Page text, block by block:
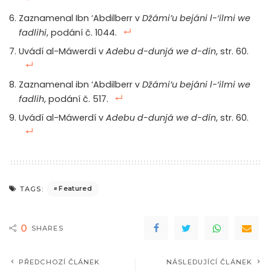
Zaznamenal Ibn ‘Abdilberr v Džámi’u bejáni l-‘ilmi we
fadlihi, podání č. 1044.
Uvádí al-Máwerdí v Adebu d-dunjá we d-dín, str. 60.
Zaznamenal ibn ‘Abdilberr v Džámi’u bejáni l-‘ilmi we
fadlih, podání č. 517.
Uvádí al-Máwerdí v Adebu d-dunjá we d-dín, str. 60.
TAGS: Featured
0 SHARES
PŘEDCHOZÍ ČLÁNEK NÁSLEDUJÍCÍ ČLÁNEK